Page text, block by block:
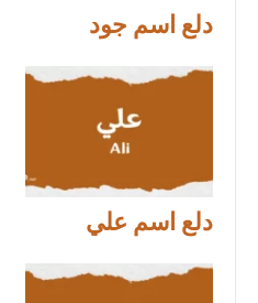
دلع اسم جود
دلع اسم علي